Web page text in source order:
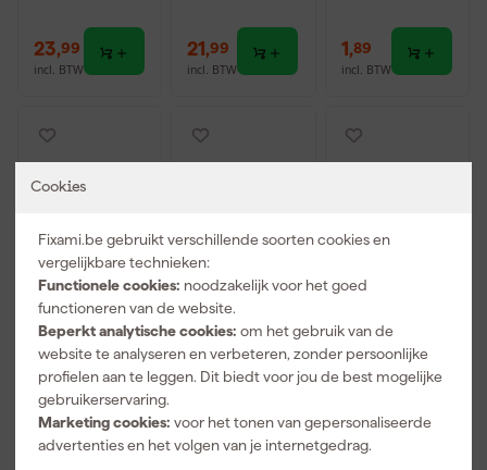
Cookies
Fixami.be gebruikt verschillende soorten cookies en
vergelijkbare technieken:
Functionele cookies: noodzakelijk voor het goed
functioneren van de website.
Beperkt analytische cookies: om het gebruik van de
website te analyseren en verbeteren, zonder persoonlijke
profielen aan te leggen. Dit biedt voor jou de best mogelijke
gebruikerservaring.
Marketing cookies: voor het tonen van gepersonaliseerde
advertenties en het volgen van je internetgedrag.
23,99
incl. BTW
21,99
incl. BTW
1,89
incl. BTW
Hultafors
HDM
Markeerpotlo
od - Met
holster -
Ingebouwde
Morgen
Hultafors
650230 Dry
Marker +
Hultafors
650230 Dry
Marker +
MRS Metric
Rafter Square
Meetdriehoe